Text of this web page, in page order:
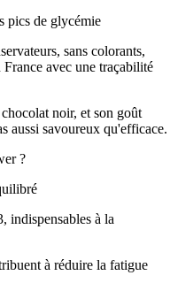
pics de glycémie
sans colorants,
avec une traçabilité
noir, et son goût
aussi savoureux qu'efficace.
?
indispensables à la
à réduire la fatigue